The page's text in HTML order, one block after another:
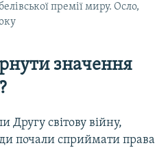
премії миру. Осло,
значення
Другу світову війну,
почали сприймати права